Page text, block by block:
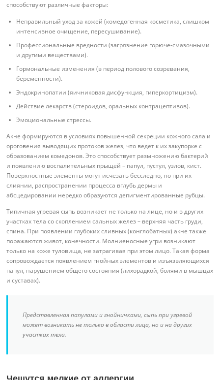
способствуют различные факторы:
Неправильный уход за кожей (комедогенная косметика, слишком
интенсивное очищение, пересушивание).
Профессиональные вредности (загрязнение горюче-смазочными
и другими веществами).
Гормональные изменения (в период полового созревания,
беременности).
Эндокринопатии (яичниковая дисфункция, гиперкортицизм).
Действие лекарств (стероидов, оральных контрацептивов).
Эмоциональные стрессы.
Акне формируются в условиях повышенной секреции кожного сала и
ороговения выводящих протоков желез, что ведет к их закупорке с
образованием комедонов. Это способствует размножению бактерий
и появлению воспалительных прыщей – папул, пустул, узлов, кист.
Поверхностные элементы могут исчезать бесследно, но при их
слиянии, распространении процесса вглубь дермы и
абсцедировании нередко образуются депигментированные рубцы.
Типичная угревая сыпь возникает не только на лице, но и в других
участках тела со скоплением сальных желез – верхняя часть груди,
спина. При появлении глубоких сливных (конглобатных) акне также
поражаются живот, конечности. Молниеносные угри возникают
только на коже туловища, не затрагивая при этом лицо. Такая форма
сопровождается появлением гнойных элементов и изъязвляющихся
папул, нарушением общего состояния (лихорадкой, болями в мышцах
и суставах).
Представленная папулами и гнойничками, сыпь при угревой
может возникать не только в области лица, но и на других
участках тела.